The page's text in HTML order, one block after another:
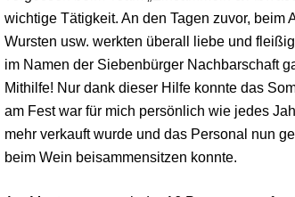
wichtige Tätigkeit. An den Tagen zuvor, beim
Wursten usw. werkten überall liebe und
im Namen der Siebenbürger Nachbarschaft
Mithilfe! Nur dank dieser Hilfe konnte das
am Fest war für mich persönlich wie jedes
mehr verkauft wurde und das Personal nun
beim Wein beisammensitzen konnte.